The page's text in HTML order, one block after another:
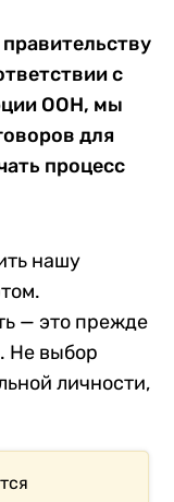
с
ООН, мы
для
процесс
нашу
— это прежде
Не выбор
личности,